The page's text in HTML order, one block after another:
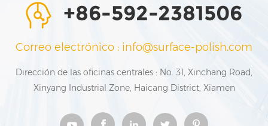
+86-592-2381506
Correo electrónico : info@surface-polish.com
Dirección de las oficinas centrales : No. 31, Xinchang Road,
Xinyang Industrial Zone, Haicang District, Xiamen